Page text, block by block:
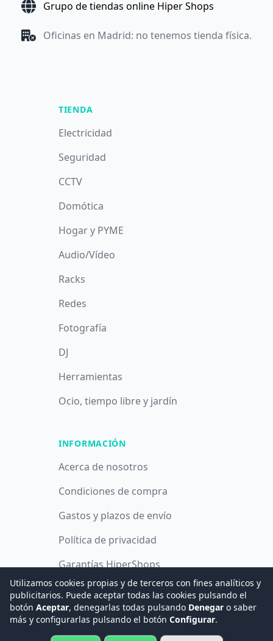
Grupo de tiendas online Hiper Shops
Oficinas en Madrid: no tenemos tienda física.
TIENDA
Electricidad
Seguridad
CCTV
Domótica
Hogar y PYME
Audio/Vídeo
Racks
Redes
Fotografía
DJ
Herramientas
Ocio, tiempo libre y jardín
INFORMACIÓN
Acerca de nosotros
Condiciones de compra
Gastos y plazos de envío
Política de privacidad
Garantías HiperShops
Política de cookies
Utilizamos cookies propias y de terceros con fines analíticos y
publicitarios. Puede aceptar todas las cookies pulsando el
botón Aceptar, denegarlas todas pulsando Denegar o saber
más y configurarlas pulsando el botón Configurar.